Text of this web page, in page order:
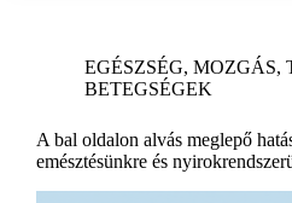
EGÉSZSÉG, MOZGÁS,
BETEGSÉGEK
A bal oldalon alvás meglepő
emésztésünkre és